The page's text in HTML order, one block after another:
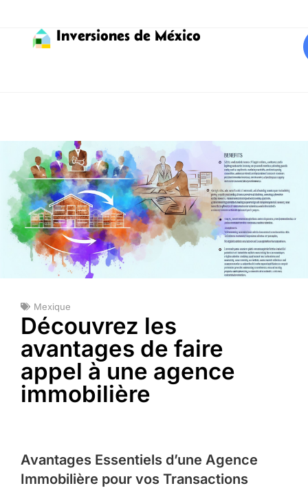
Inversiones de México
Mexique
Découvrez les
avantages de faire
appel à une agence
immobilière
Avantages Essentiels d’une Agence
Immobilière pour vos Transactions